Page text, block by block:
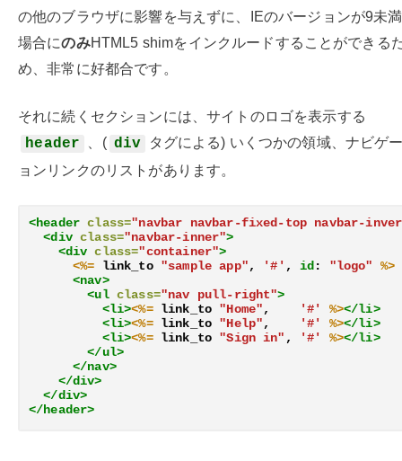
の他のブラウザに影響を与えずに、IEのバージョンが9未
場合にのみHTML5 shimをインクルードすることができる
め、非常に好都合です。
それに続くセクションには、サイトのロゴを表示する
header 、( div
タグによる) いくつかの領域、ナビゲ
ョンリンクのリストがあります。
<header class="navbar navbar-fixed-top navbar-
<div class="navbar-inner">
<div class="container">
<%=
link_to "sample app", '#' , id: "logo"
%>
<nav>
<ul class="nav pull-right">
<li><%= link_to "Home", '#' %></li>
<li><%= link_to "Help", '#' %></li>
<li><%= link_to "Sign in" , '#' %></li>
</ul>
</nav>
</div>
</div>
</header>